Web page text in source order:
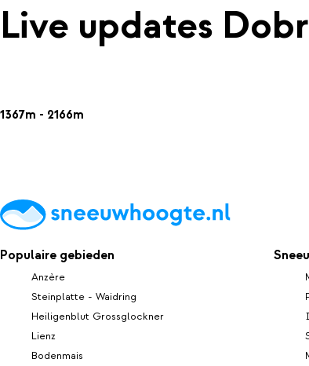
Live updates
1367m - 2166m
Populaire gebieden
Anzère
Steinplatte - Waidring
Heiligenblut Grossglockner
Lienz
Bodenmais